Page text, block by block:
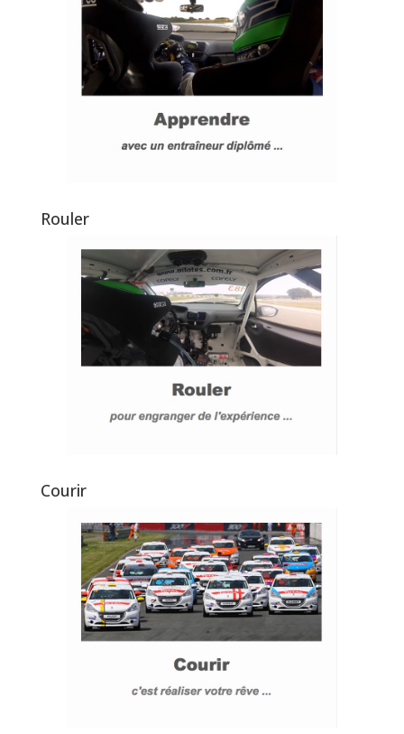
Rouler
Courir